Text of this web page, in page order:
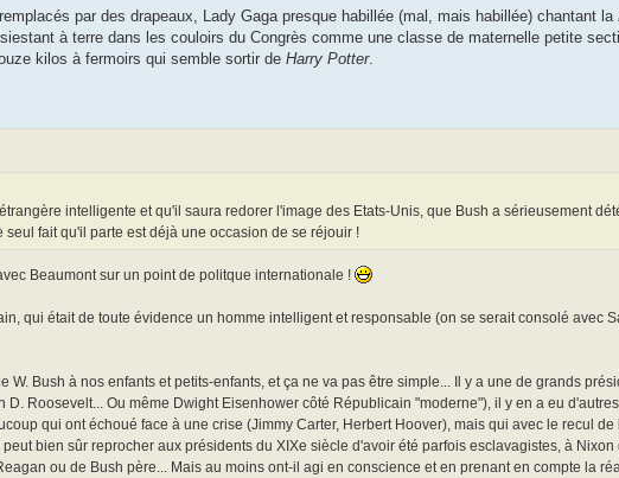
par des drapeaux, Lady Gaga presque habillée (mal, mais habillée) chantant la
à terre dans les couloirs du Congrès comme une classe de maternelle petite
kilos à fermoirs qui semble sortir de Harry Potter.
intelligente et qu'il saura redorer l'image des Etats-Unis, que Bush a sérieusement
fait qu'il parte est déjà une occasion de se réjouir !
Beaumont sur un point de politque internationale !
qui était de toute évidence un homme intelligent et responsable (on se serait consolé avec
W. Bush à nos enfants et petits-enfants, et ça ne va pas être simple... Il y a une de grands
D. Roosevelt... Ou même Dwight Eisenhower côté Républicain "moderne"), il y en a eu
qui ont échoué face à une crise (Jimmy Carter, Herbert Hoover), mais qui avec le recul de
bien sûr reprocher aux présidents du XIXe siècle d'avoir été parfois esclavagistes, à Nixon
ou de Bush père... Mais au moins ont-il agi en conscience et en prenant en compte la